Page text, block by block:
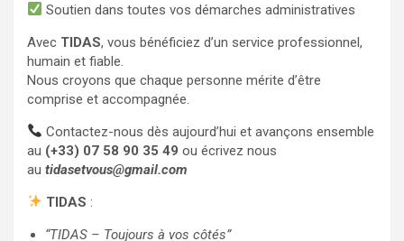
Soutien dans toutes vos démarches administratives
Avec TIDAS, vous bénéficiez d’un service professionnel,
humain et fiable.
Nous croyons que chaque personne mérite d’être
comprise et accompagnée.
Contactez-nous dès aujourd’hui et avançons ensemble
au (+33) 07 58 90 35 49 ou écrivez nous
au tidasetvous@gmail.com
TIDAS :
“TIDAS – Toujours à vos côtés”